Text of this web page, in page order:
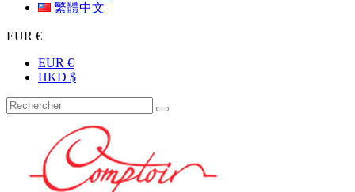
繁體中文
EUR €
EUR €
HKD $